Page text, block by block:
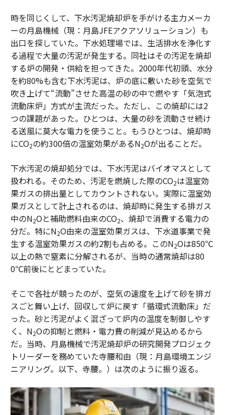
時を同じくして、下水汚泥焼却炉を手がける主力メーカ
ーの月島機械（現：月島JFEアクアソリューション）も
出口を探していた。下水処理場では、生活排水を浄化す
る過程で大量の汚泥が発生する。同社はその汚泥を焼却
する炉の開発・供給を担ってきた。2000年代初頭、水分
を約80%も含む下水汚泥は、炉の底に敷いた砂を空気で
吹き上げて“流動”させた高温の砂の中で燃やす「気泡式
流動床炉」方式が主流だった。ただし、この焼却には2
つの課題があった。ひとつは、大量の砂を流動させ続け
る送風に莫大な電力を使うこと。もうひとつは、焼却時
にCO2の約300倍の温室効果があるN2Oが出ることだ。
下水汚泥の焼却処分では、下水汚泥はバイオマスとして
扱われる。そのため、汚泥を燃焼した際のCO2は温室効
果ガスの排出量としてカウントされない。実際に温室効
果ガスとして計上されるのは、焼却時に発生する排ガス
中のN2Oと補助燃料由来のCO2、焼却で消費する電力の
分だ。特にN2O由来の温室効果ガスは、下水道事業で発
生する温室効果ガスの約2割も占める。このN2Oは850℃
以上の熱で窒素に分解されるが、当時の通常焼却は80
0℃前後にとどまっていた。
そこで各社が競ったのが、空気の速度を上げて砂を排ガ
スごと舞い上げ、回収して炉に戻す「循環式流動床」だ
った。砂と汚泥がよく混ざって炉内の温度を制御しやす
く、N2Oの抑制と燃料・電力費の削減が見込めるから
だ。当時、月島機械で汚泥焼却炉の研究開発プロジェク
トリーダーを務めていた寺腰和由（現：月島環境エンジ
ニアリング。以下、寺腰。）は次のように振り返る。